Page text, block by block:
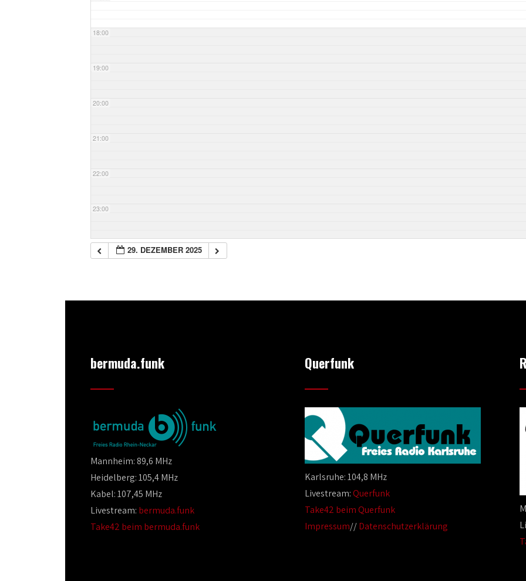
18:00
19:00
20:00
21:00
22:00
23:00
29. DEZEMBER 2025
bermuda.funk
Mannheim: 89,6 MHz
Heidelberg: 105,4 MHz
Kabel: 107,45 MHz
Livestream: bermuda.funk
Take42 beim bermuda.funk
Querfunk
Karlsruhe: 104,8 MHz
Livestream:Querfunk
Take42 beim Querfunk
Impressum//Datenschutzerklärung